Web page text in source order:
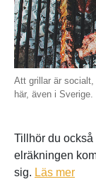
Att grillar är
här, även i Sverige.
Tillhör du också
elräkningen
sig. Läs mer